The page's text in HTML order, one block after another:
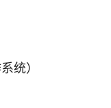
统）